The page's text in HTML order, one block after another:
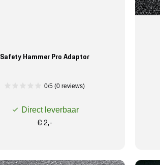
Safety Hammer Pro Adaptor
0/5 (0 reviews)
Direct leverbaar
€ 2,-